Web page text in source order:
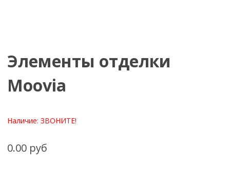
Элементы отделки
Moovia
Наличие:ЗВОНИТЕ!
0.00 руб